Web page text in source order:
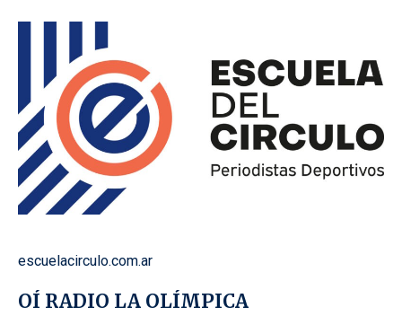
escuelacirculo.com.ar
OÍ RADIO LA OLÍMPICA